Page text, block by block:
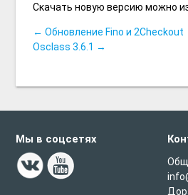
Скачать новую версию можно
← Обновление Fino и 2Checkout
Osclass 3.6.1 →
Мы в соцсетях